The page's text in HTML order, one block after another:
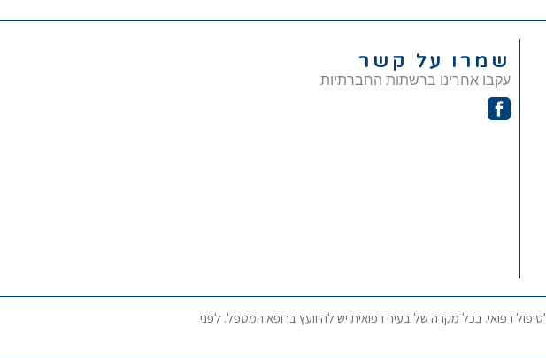
שמרו על קשר
עקבו אחרינו ברשתות החברתיות
רפואי. בכל מקרה של בעיה רפואית יש להיוועץ ברופא המטפל. לפני